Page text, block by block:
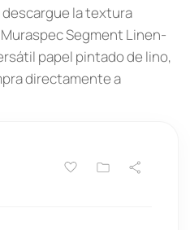
la textura
Segment Linen-
papel pintado de lino,
directamente a